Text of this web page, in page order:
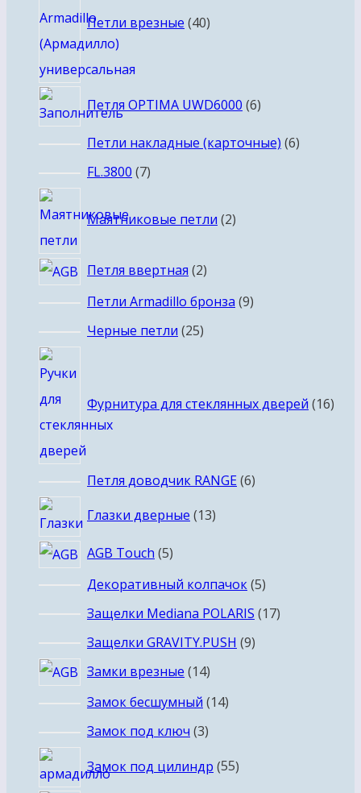
Петли врезные 40
Петля OPTIMA UWD6000 66
Петли накладные (карточные) 66
FL.3800 77
Маятниковые петли 2товара
Петля ввертная 22
товара
Петли Armadillo бронза 99
Черные петли 2525
Фурнитура для стеклянных дверей 16
Петля доводчик RANGE 66
Глазки дверные 1313
AGB Touch 55
товаров
Декоративный колпачок 55
товаров
Защелки Mediana POLARIS 1717
Защелки GRAVITY.PUSH 99
Замки врезные 1414
товаров
Замок бесшумный 1414
Замок под ключ 33
Замок под цилиндр 5555